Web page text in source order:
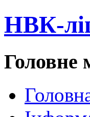
НВК-
Головне